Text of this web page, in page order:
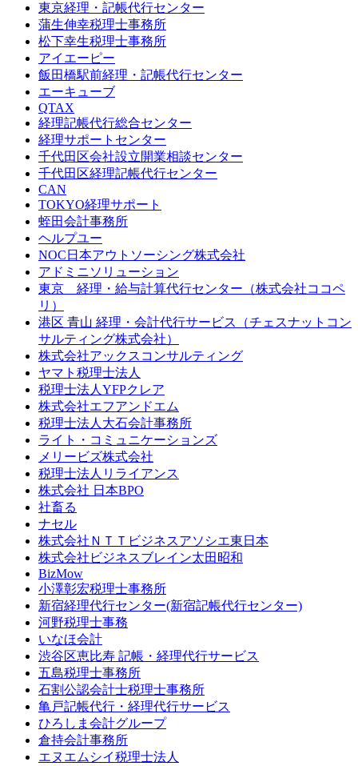
東京経理・記帳代行センター
蒲生伸幸税理士事務所
松下幸生税理士事務所
アイエーピー
飯田橋駅前経理・記帳代行センター
エーキューブ
QTAX
経理記帳代行総合センター
経理サポートセンター
千代田区会社設立開業相談センター
千代田区経理記帳代行センター
CAN
TOKYO経理サポート
蛭田会計事務所
ヘルプユー
NOC日本アウトソーシング株式会社
アドミニソリューション
東京 経理・給与計算代行センター（株式会社ココペ
リ）
港区 青山 経理・会計代行サービス（チェスナットコン
サルティング株式会社）
株式会社アックスコンサルティング
ヤマト税理士法人
税理士法人YFPクレア
株式会社エフアンドエム
税理士法人大石会計事務所
ライト・コミュニケーションズ
メリービズ株式会社
税理士法人リライアンス
株式会社 日本BPO
社畜る
ナセル
株式会社ＮＴＴビジネスアソシエ東日本
株式会社ビジネスブレイン太田昭和
BizMow
小澤彰宏税理士事務所
新宿経理代行センター(新宿記帳代行センター)
河野税理士事務
いなほ会計
渋谷区恵比寿 記帳・経理代行サービス
五島税理士事務所
石割公認会計士税理士事務所
亀戸記帳代行・経理代行サービス
ひろしま会計グループ
倉持会計事務所
エヌエムシイ税理士法人